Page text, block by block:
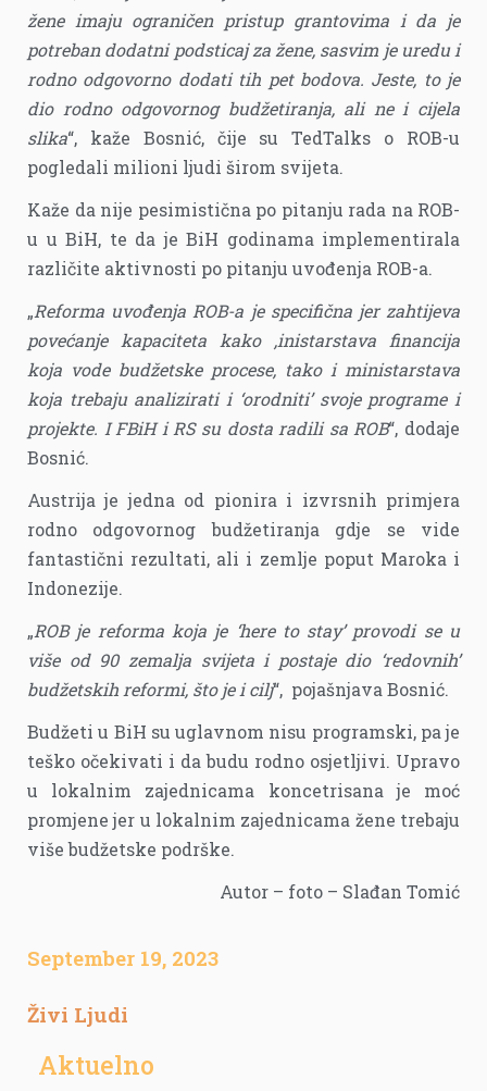
žene imaju ograničen pristup grantovima i da je
potreban dodatni podsticaj za žene, sasvim je uredu i
rodno odgovorno dodati tih pet bodova. Jeste, to je
dio rodno odgovornog budžetiranja, ali ne i cijela
slika“, kaže Bosnić, čije su TedTalks o ROB-u
pogledali milioni ljudi širom svijeta.
Kaže da nije pesimistična po pitanju rada na ROB-
u u BiH, te da je BiH godinama implementirala
različite aktivnosti po pitanju uvođenja ROB-a.
„Reforma uvođenja ROB-a je specifična jer zahtijeva
povećanje kapaciteta kako ,inistarstava financija
koja vode budžetske procese, tako i ministarstava
koja trebaju analizirati i ‘orodniti’ svoje programe i
projekte. I FBiH i RS su dosta radili sa ROB“, dodaje
Bosnić.
Austrija je jedna od pionira i izvrsnih primjera
rodno odgovornog budžetiranja gdje se vide
fantastični rezultati, ali i zemlje poput Maroka i
Indonezije.
„ROB je reforma koja je ‘here to stay’ provodi se u
više od 90 zemalja svijeta i postaje dio ‘redovnih’
budžetskih reformi, što je i cilj“, pojašnjava Bosnić.
Budžeti u BiH su uglavnom nisu programski, pa je
teško očekivati i da budu rodno osjetljivi. Upravo
u lokalnim zajednicama koncetrisana je moć
promjene jer u lokalnim zajednicama žene trebaju
više budžetske podrške.
Autor – foto – Slađan Tomić
September 19, 2023
Živi Ljudi
Aktuelno